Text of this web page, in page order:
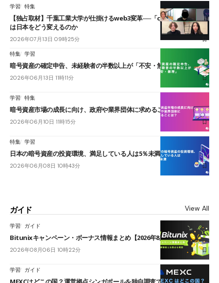
学習 特集
【独占取材】千葉工業大学が仕掛けるweb3変革──「cJPY」とAIの融合
は日本をどう変えるのか
2026年07月13日 09時25分
特集 学習
暗号資産の確定申告、未経験者の半数以上が「不安・無理」
2026年06月13日 11時11分
学習 特集
暗号資産市場の成長に向け、政府や業界団体に求めることは？
2026年06月10日 11時15分
特集 学習
日本の暗号資産の投資環境、満足している人は5％未満
2026年06月08日 10時43分
ガイド View All
学習 ガイド
Bitunixキャンペーン・ボーナス情報まとめ【2026年8月最新】
2026年08月06日 10時22分
学習 ガイド